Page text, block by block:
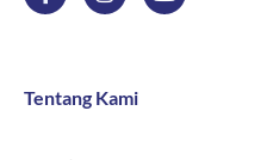
c
o
s
g
r
u
Tentang Kami